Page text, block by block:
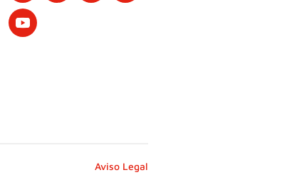
Aviso Legal